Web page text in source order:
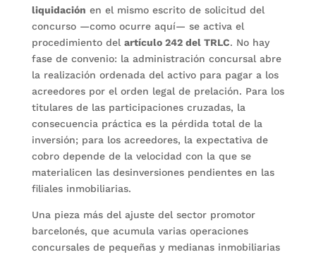
liquidación en el mismo escrito de solicitud del
concurso —como ocurre aquí— se activa el
procedimiento del artículo 242 del TRLC. No hay
fase de convenio: la administración concursal abre
la realización ordenada del activo para pagar a los
acreedores por el orden legal de prelación. Para los
titulares de las participaciones cruzadas, la
consecuencia práctica es la pérdida total de la
inversión; para los acreedores, la expectativa de
cobro depende de la velocidad con la que se
materialicen las desinversiones pendientes en las
filiales inmobiliarias.
Una pieza más del ajuste del sector promotor
barcelonés, que acumula varias operaciones
concursales de pequeñas y medianas inmobiliarias